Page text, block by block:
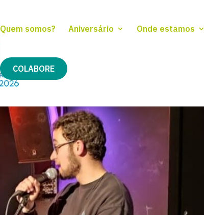
Quem somos? Aniversário Onde estamos
COLABORE